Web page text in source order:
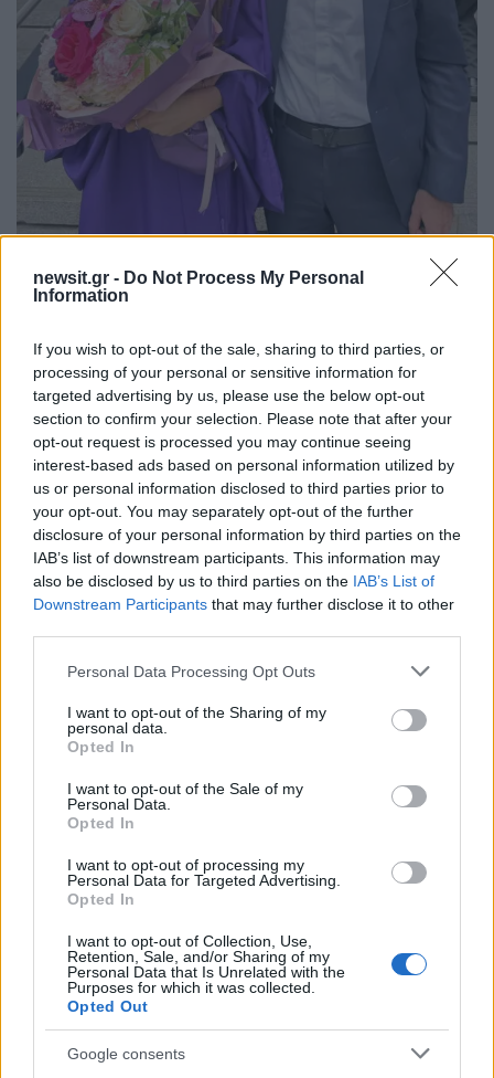
newsit.gr - Do Not Process My Personal
Information
If you wish to opt-out of the sale, sharing to third parties, or
processing of your personal or sensitive information for
targeted advertising by us, please use the below opt-out
section to confirm your selection. Please note that after your
opt-out request is processed you may continue seeing
interest-based ads based on personal information utilized by
us or personal information disclosed to third parties prior to
your opt-out. You may separately opt-out of the further
disclosure of your personal information by third parties on the
IAB’s list of downstream participants. This information may
also be disclosed by us to third parties on the IAB’s List of
Downstream Participants that may further disclose it to other
Please note that this website/app uses one or more Google
not limited to your visit or usage behaviour. You may click to
grant or deny consent to Google and its third-party tags to
use your data for below specified purposes in below Google
consent section.
Personal Data Processing Opt Outs
I want to opt-out of the Sharing of my
personal data.
Opted In
I want to opt-out of the Sale of my
Personal Data.
Opted In
I want to opt-out of processing my
Personal Data for Targeted Advertising.
Opted In
I want to opt-out of Collection, Use,
Retention, Sale, and/or Sharing of my
Personal Data that Is Unrelated with the
Purposes for which it was collected.
Opted Out
Google consents
Την ώρα που είδα τη Λυδία να φορά την
στο Madison Square Garden, ένιωσα ένα
πρωτόγνωρο συναίσθημα συγκίνησης»…
Διαβάστε εδώ όλα όσα έγραψε η Τατιάνα
Στεφανίδου
ΔΙΑΦΗΜΙΣΗ